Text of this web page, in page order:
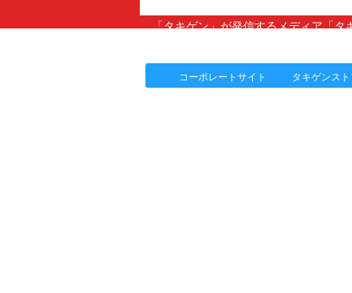
「タキゲン」が発信するメディア「タ
コーポレートサイト タキゲンスト